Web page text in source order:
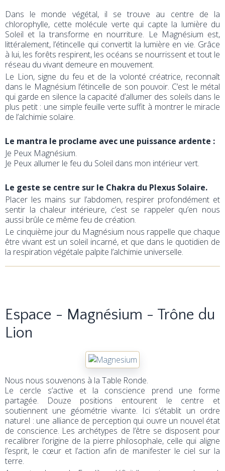
Dans le monde végétal, il se trouve au centre de la
chlorophylle, cette molécule verte qui capte la lumière du
Soleil et la transforme en nourriture. Le Magnésium est,
littéralement, l’étincelle qui convertit la lumière en vie. Grâce
à lui, les forêts respirent, les océans se nourrissent et tout le
réseau du vivant demeure en mouvement.
Le Lion, signe du feu et de la volonté créatrice, reconnaît
dans le Magnésium l’étincelle de son pouvoir. C’est le métal
qui garde en silence la capacité d’allumer des soleils dans le
plus petit : une simple feuille verte suffit à montrer le miracle
de l’alchimie solaire.
Le mantra le proclame avec une puissance ardente :
Je Peux Magnésium.
Je Peux allumer le feu du Soleil dans mon intérieur vert.
Le geste se centre sur le Chakra du Plexus Solaire.
Placer les mains sur l’abdomen, respirer profondément et
sentir la chaleur intérieure, c’est se rappeler qu’en nous
aussi brûle ce même feu de création.
Le cinquième jour du Magnésium nous rappelle que chaque
être vivant est un soleil incarné, et que dans le quotidien de
la respiration végétale palpite l’alchimie universelle.
Espace - Magnésium - Trône du
Lion
Nous nous souvenons à la Table Ronde.
Le cercle s’active et la conscience prend une forme
partagée. Douze positions entourent le centre et
soutiennent une géométrie vivante. Ici s’établit un ordre
naturel : une alliance de perception qui ouvre un nouvel état
de conscience. Les archétypes de l’être se disposent pour
recalibrer l’origine de la pierre philosophale, celle qui aligne
l’esprit, le cœur et l’action afin de manifester le ciel sur la
terre.